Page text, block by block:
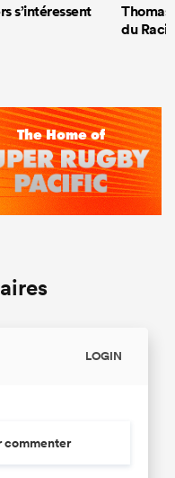
s’intéressent
Thomas
du
LOGIN
commenter